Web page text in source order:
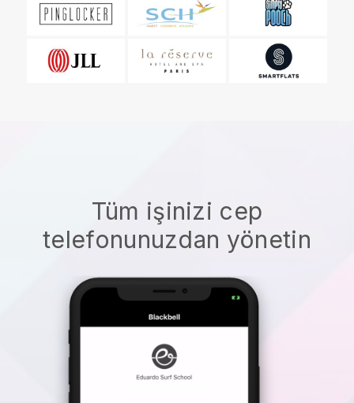
Tüm işinizi cep
telefonunuzdan yönetin